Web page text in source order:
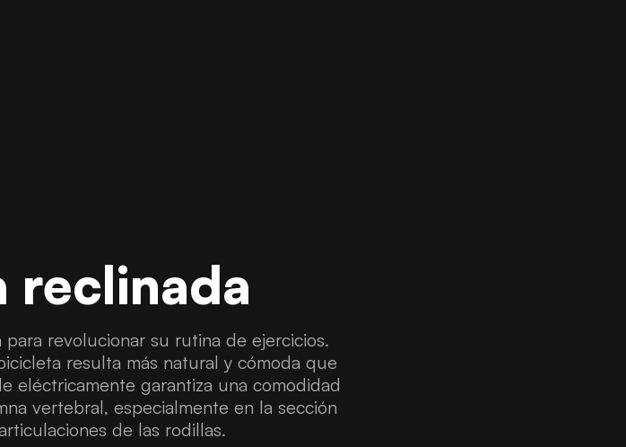
reclinada
revolucionar su rutina de ejercicios.
resulta más natural y cómoda que
eléctricamente garantiza una comodidad
vertebral, especialmente en la sección
de las rodillas.